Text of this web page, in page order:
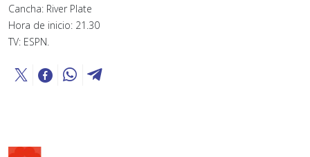
Cancha: River Plate
Hora de inicio: 21.30
TV: ESPN.